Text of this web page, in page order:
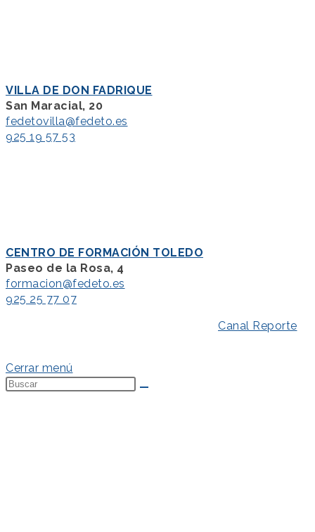
VILLA DE DON FADRIQUE
San Maracial, 20
fedetovilla@fedeto.es
925 19 57 53
CENTRO DE FORMACIÓN TOLEDO
Paseo de la Rosa, 4
formacion@fedeto.es
925 25 77 07
Canal Reporte
Cerrar menú